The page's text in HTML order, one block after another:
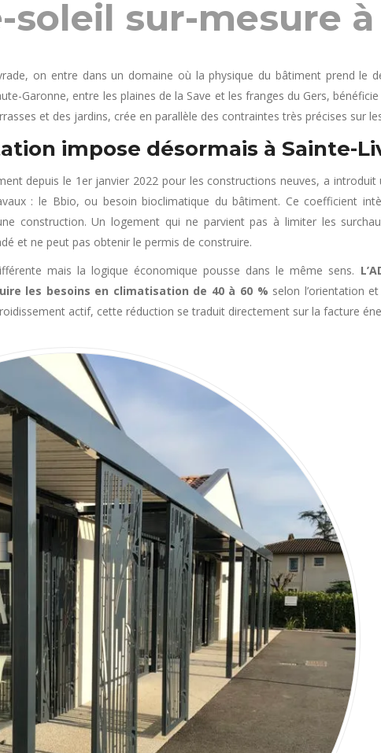
soleil sur-mesure
on entre dans un domaine où la physique du bâtiment prend le
Garonne, entre les plaines de la Save et les franges du Gers,
et des jardins, crée en parallèle des contraintes très précises sur
impose désormais à Sainte-
depuis le 1er janvier 2022 pour les constructions neuves, a
: le Bbio, ou besoin bioclimatique du bâtiment. Ce coefficient
construction. Un logement qui ne parvient pas à limiter les
et ne peut pas obtenir le permis de construire.
mais la logique économique pousse dans le même sens.
les besoins en climatisation de 40 à 60 % selon l’orientation
actif, cette réduction se traduit directement sur la facture